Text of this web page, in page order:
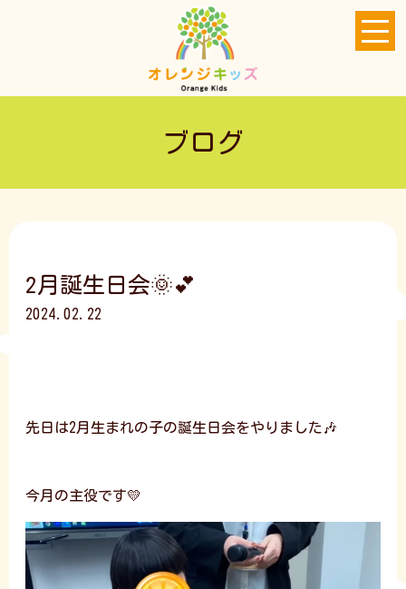
ブログ
2月誕生日会🌞💕
2024.02.22
先日は2月生まれの子の誕生日会をやりました🎶
今月の主役です💛